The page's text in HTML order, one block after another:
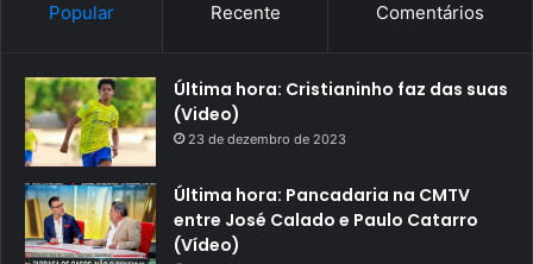
Popular Recente Comentários
Última hora: Cristianinho faz das suas
(Video)
23 de dezembro de 2023
Última hora: Pancadaria na CMTV
entre José Calado e Paulo Catarro
(Vídeo)